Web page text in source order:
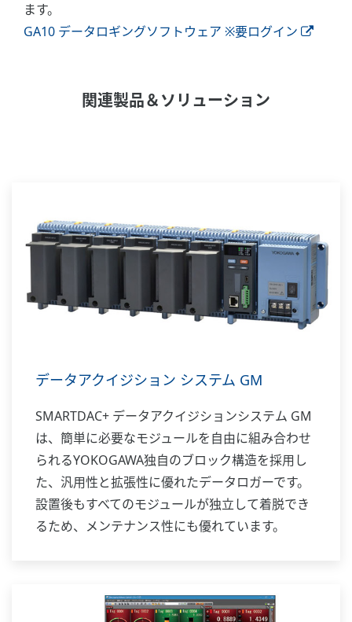
ます。
GA10 データロギングソフトウェア ※要ログイン
関連製品＆ソリューション
データアクイジション システム GM
SMARTDAC+ データアクイジションシステム GM
は、簡単に必要なモジュールを自由に組み合わせ
られるYOKOGAWA独自のブロック構造を採用し
た、汎用性と拡張性に優れたデータロガーです。
設置後もすべてのモジュールが独立して着脱でき
るため、メンテナンス性にも優れています。